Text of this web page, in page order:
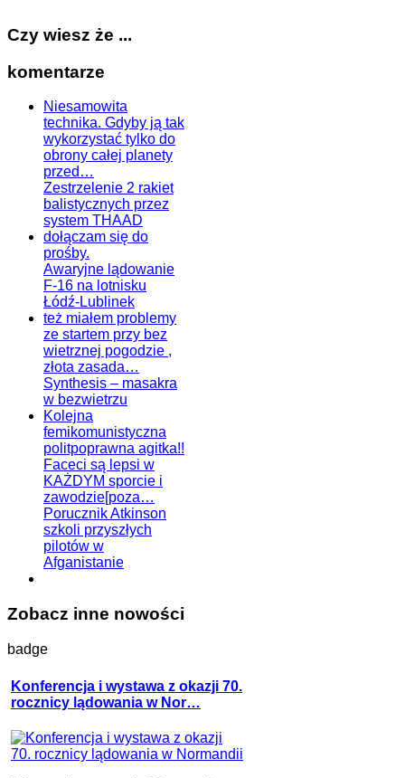
Czy wiesz że ...
komentarze
Niesamowita
technika. Gdyby ją tak
wykorzystać tylko do
obrony całej planety
przed…
Zestrzelenie 2 rakiet
balistycznych przez
system THAAD
dołączam się do
prośby.
Awaryjne lądowanie
F-16 na lotnisku
Łódź-Lublinek
też miałem problemy
ze startem przy bez
wietrznej pogodzie ,
złota zasada…
Synthesis – masakra
w bezwietrzu
Kolejna
femikomunistyczna
politpoprawna agitka!!
Faceci są lepsi w
KAŻDYM sporcie i
zawodzie[poza…
Porucznik Atkinson
szkoli przyszłych
pilotów w
Afganistanie
Zobacz inne nowości
badge
Konferencja i wystawa z okazji 70.
rocznicy lądowania w Nor…